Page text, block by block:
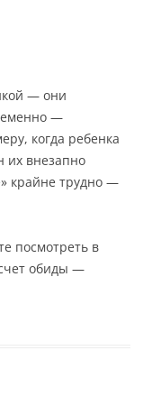
— они
—
когда ребенка
их внезапно
крайне трудно —
посмотреть в
обиды —